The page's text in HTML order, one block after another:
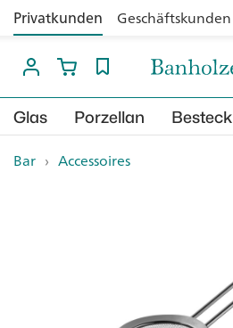
Privatkunden Geschäftskunden
Glas Porzellan Besteck
Bar › Accessoires